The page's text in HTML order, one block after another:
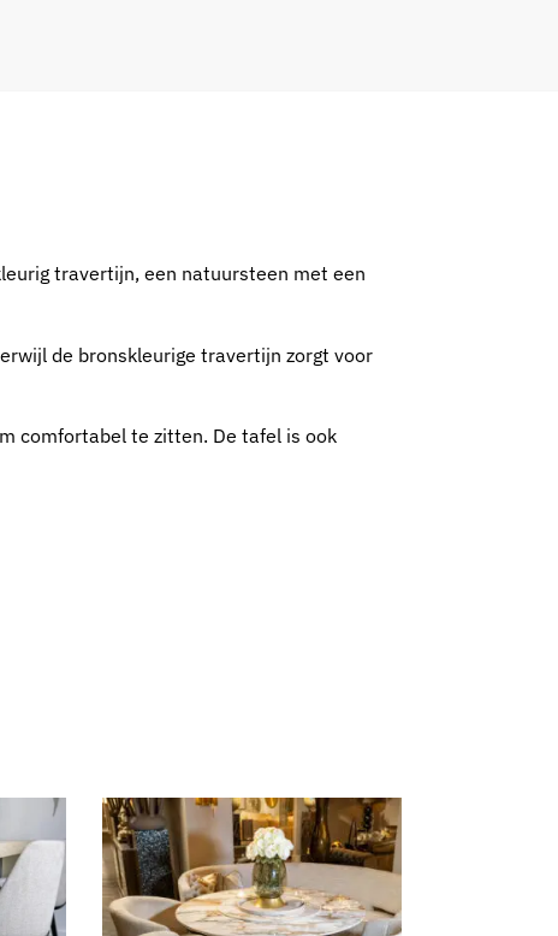
travertijn, een natuursteen met een
de bronskleurige travertijn zorgt voor
comfortabel te zitten. De tafel is ook